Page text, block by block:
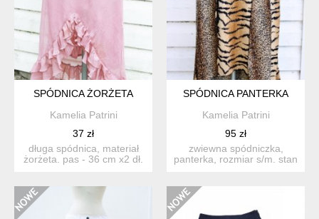
SPÓDNICA ŻORŻETA
Kamelia Patrini
37 zł
długa spódnica, materiał
żorżeta. pas - 36 cm x2 dł.
SPÓDNICA PANTERKA
Kamelia Patrini
95 zł
zwiewna spódniczka,
panterka, rozmiar s/m. stan